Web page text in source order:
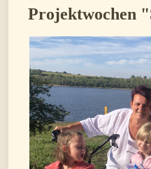
Projektwochen